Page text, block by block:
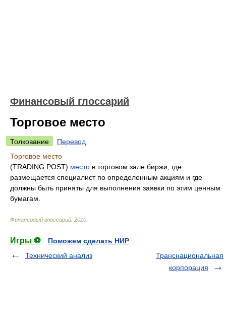
Финансовый глоссарий
Торговое место
Толкование
Перевод
Торговое место
(TRADING POST) место в торговом зале биржи, где
размещается специалист по определенным акциям и где
должны быть приняты для выполнения заявки по этим ценным
бумагам.
Финансовый глоссарий 2010
Игры ⚽
Поможем сделать НИР
Технический анализ
Транснациональная
корпорация